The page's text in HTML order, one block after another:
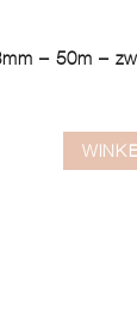
– 50m –